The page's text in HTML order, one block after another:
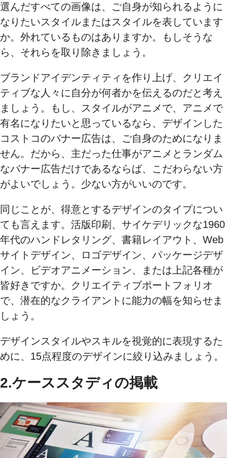
選んだすべての画像は、ご自身が知られるように
なりたいスタイルまたはスタイルを表しています
か。外れているものはありますか。もしそうな
ら、それらを取り除きましょう。
ブランドアイデンティティを作り上げ、クリエイ
ティブな人々に自分が何者かを伝えるのだと考え
ましょう。もし、スタイルがアニメで、アニメで
有名になりたいと思っているなら、デザインした
コストコのバナー広告は、ご自身のためになりま
せん。だから、主だった仕事がアニメとランダム
なバナー広告だけであるならば、こだわらない方
がよいでしょう。少ない方がいいのです。
同じことが、得意とするデザインのタイプについ
ても言えます。活版印刷、サイケデリックな1960
年代のハンドレタリング、書籍レイアウト、Web
サイトデザイン、ロゴデザイン、パッケージデザ
イン、ビデオアニメーション、または上記各種が
皆好きですか。クリエイティブポートフォリオ
で、潜在的なクライアントに能力の幅を知らせま
しょう。
デザインスタイルやスキルを視覚的に表現するた
めに、15点程度のデザインに絞り込みましょう。
2.ケーススタディの掲載